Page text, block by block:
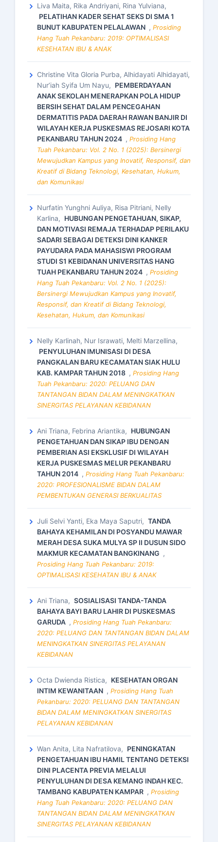
Liva Maita, Rika Andriyani, Rina Yulviana,
PELATIHAN KADER SEHAT SEKS DI SMA 1
BUNUT KABUPATEN PELALAWAN , Prosiding
Hang Tuah Pekanbaru: 2019: OPTIMALISASI
KESEHATAN IBU & ANAK
Christine Vita Gloria Purba, Alhidayati Alhidayati,
Nur’iah Syifa Um Nayu, PEMBERDAYAAN
ANAK SEKOLAH MENERAPKAN POLA HIDUP
BERSIH SEHAT DALAM PENCEGAHAN
DERMATITIS PADA DAERAH RAWAN BANJIR DI
WILAYAH KERJA PUSKESMAS REJOSARI KOTA
PEKANBARU TAHUN 2024 , Prosiding Hang
Tuah Pekanbaru: Vol. 2 No. 1 (2025): Bersinergi
Mewujudkan Kampus yang Inovatif, Responsif, dan
Kreatif di Bidang Teknologi, Kesehatan, Hukum,
dan Komunikasi
Nurfatin Yunghni Auliya, Risa Pitriani, Nelly
Karlina, HUBUNGAN PENGETAHUAN, SIKAP,
DAN MOTIVASI REMAJA TERHADAP PERILAKU
SADARI SEBAGAI DETEKSI DINI KANKER
PAYUDARA PADA MAHASISWI PROGRAM
STUDI S1 KEBIDANAN UNIVERSITAS HANG
TUAH PEKANBARU TAHUN 2024 , Prosiding
Hang Tuah Pekanbaru: Vol. 2 No. 1 (2025):
Bersinergi Mewujudkan Kampus yang Inovatif,
Responsif, dan Kreatif di Bidang Teknologi,
Kesehatan, Hukum, dan Komunikasi
Nelly Karlinah, Nur Israwati, Melti Marzellina,
PENYULUHAN IMUNISASI DI DESA
PANGKALAN BARU KECAMATAN SIAK HULU
KAB. KAMPAR TAHUN 2018 , Prosiding Hang
Tuah Pekanbaru: 2020: PELUANG DAN
TANTANGAN BIDAN DALAM MENINGKATKAN
SINERGITAS PELAYANAN KEBIDANAN
Ani Triana, Febrina Ariantika, HUBUNGAN
PENGETAHUAN DAN SIKAP IBU DENGAN
PEMBERIAN ASI EKSKLUSIF DI WILAYAH
KERJA PUSKESMAS MELUR PEKANBARU
TAHUN 2014 , Prosiding Hang Tuah Pekanbaru:
2020: PROFESIONALISME BIDAN DALAM
PEMBENTUKAN GENERASI BERKUALITAS
Juli Selvi Yanti, Eka Maya Saputri, TANDA
BAHAYA KEHAMILAN DI POSYANDU MAWAR
MERAH DESA SUKA MULYA SP II DUSUN SIDO
MAKMUR KECAMATAN BANGKINANG ,
Prosiding Hang Tuah Pekanbaru: 2019:
OPTIMALISASI KESEHATAN IBU & ANAK
Ani Triana, SOSIALISASI TANDA-TANDA
BAHAYA BAYI BARU LAHIR DI PUSKESMAS
GARUDA , Prosiding Hang Tuah Pekanbaru:
2020: PELUANG DAN TANTANGAN BIDAN DALAM
MENINGKATKAN SINERGITAS PELAYANAN
KEBIDANAN
Octa Dwienda Ristica, KESEHATAN ORGAN
INTIM KEWANITAAN , Prosiding Hang Tuah
Pekanbaru: 2020: PELUANG DAN TANTANGAN
BIDAN DALAM MENINGKATKAN SINERGITAS
PELAYANAN KEBIDANAN
Wan Anita, Lita Nafratilova, PENINGKATAN
PENGETAHUAN IBU HAMIL TENTANG DETEKSI
DINI PLACENTA PREVIA MELALUI
PENYULUHAN DI DESA KEMANG INDAH KEC.
TAMBANG KABUPATEN KAMPAR , Prosiding
Hang Tuah Pekanbaru: 2020: PELUANG DAN
TANTANGAN BIDAN DALAM MENINGKATKAN
SINERGITAS PELAYANAN KEBIDANAN